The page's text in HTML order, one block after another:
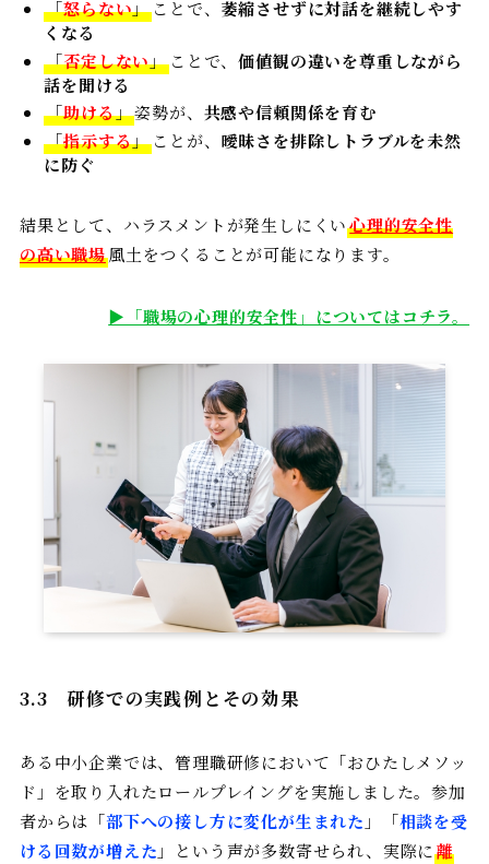
「怒らない」 ことで、 萎縮させずに対話を継続しやす
くなる
「否定しない」 ことで、価値観の違いを尊重しながら
話を聞ける
「助ける」姿勢が、 共感や信頼関係を育む
「指示する」 ことが、 曖昧さを排除しトラブルを未然
に防ぐ
結果として、ハラスメントが発生しにくい心理的安全性
の高い職場風土をつくることが可能になります。
▶「職場の心理的安全性」についてはコチラ。
3.3研修での実践例とその効果
ある中小企業では、管理職研修において「おひたしメソッ
ド」を取り入れたロールプレイングを実施しました。参加
者からは「部下への接し方に変化が生まれた 」「相談を受
ける回数が増えた 」という声が多数寄せられ、実際に離